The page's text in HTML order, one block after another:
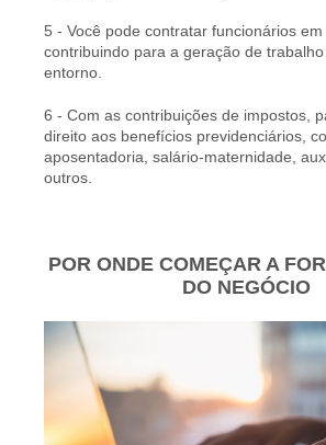
5 - Você pode contratar funcionários em
contribuindo para a geração de
entorno.
6 - Com as contribuições de impostos,
direito aos benefícios previdenciários,
aposentadoria, salário-maternidade,
outros.
POR ONDE COMEÇAR A
DO NEGÓCIO